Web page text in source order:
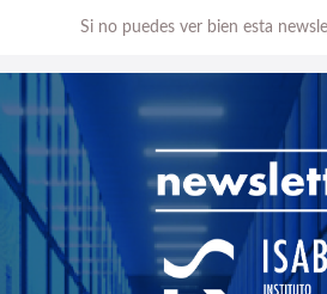
Si no puedes ver bien esta